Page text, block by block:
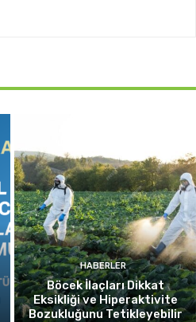
HABERLER
Böcek İlaçları Dikkat
Eksikliği ve Hiperaktivite
Bozukluğunu Tetikleyebilir